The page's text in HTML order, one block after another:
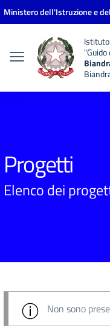
Vai ai contenuti
Vai al menu di navigazione
Vai al footer
Ministero dell'Istruzione e del
Progetti
Elenco dei
Non sono